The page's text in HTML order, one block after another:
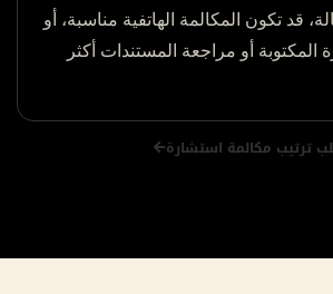
قد تكون المكالمة الهاتفية مناسبة، أو
المكتوبة أو مراجعة المستندات أكثر
ترتيب مكالمة استشارة